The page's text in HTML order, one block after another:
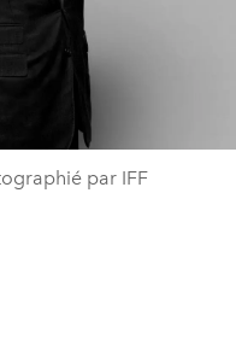
par IFF